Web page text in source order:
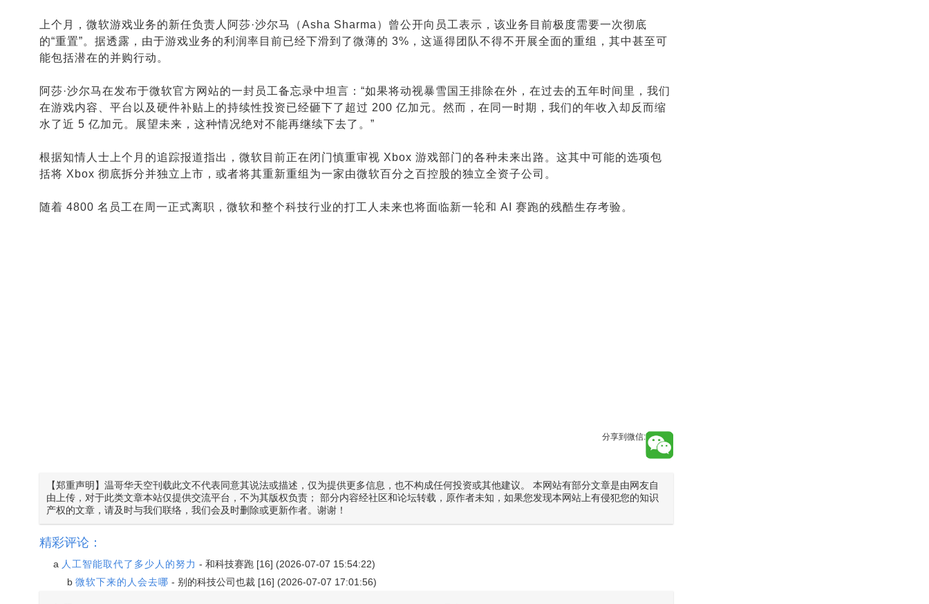
上个月，微软游戏业务的新任负责人阿莎·沙尔马（Asha Sharma）曾公开向员工表示，该业务目前极度需要一次彻底
的“重置”。据透露，由于游戏业务的利润率目前已经下滑到了微薄的 3%，这逼得团队不得不开展全面的重组，其中甚至可
能包括潜在的并购行动。
阿莎·沙尔马在发布于微软官方网站的一封员工备忘录中坦言：“如果将动视暴雪国王排除在外，在过去的五年时间里，我们
在游戏内容、平台以及硬件补贴上的持续性投资已经砸下了超过 200 亿加元。然而，在同一时期，我们的年收入却反而缩
水了近 5 亿加元。展望未来，这种情况绝对不能再继续下去了。”
根据知情人士上个月的追踪报道指出，微软目前正在闭门慎重审视 Xbox 游戏部门的各种未来出路。这其中可能的选项包
括将 Xbox 彻底拆分并独立上市，或者将其重新重组为一家由微软百分之百控股的独立全资子公司。
随着 4800 名员工在周一正式离职，微软和整个科技行业的打工人未来也将面临新一轮和 AI 赛跑的残酷生存考验。
分享到微信:
【郑重声明】温哥华天空刊载此文不代表同意其说法或描述，仅为提供更多信息，也不构成任何投资或其他建议。 本网站有部分文章是由网友自
由上传，对于此类文章本站仅提供交流平台，不为其版权负责； 部分内容经社区和论坛转载，原作者未知，如果您发现本网站上有侵犯您的知识
产权的文章，请及时与我们联络，我们会及时删除或更新作者。谢谢！
精彩评论：
a 人工智能取代了多少人的努力 - 和科技赛跑 [16] (2026-07-07 15:54:22)
b 微软下来的人会去哪 - 别的科技公司也裁 [16] (2026-07-07 17:01:56)